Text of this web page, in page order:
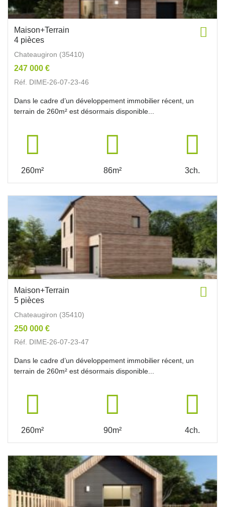
Maison+Terrain
4 pièces
Chateaugiron (35410)
247 000 €
Réf. DIME-26-07-23-46
Dans le cadre d’un développement immobilier récent, un
terrain de 260m² est désormais disponible...
260m² 86m² 3ch.
Maison+Terrain
5 pièces
Chateaugiron (35410)
250 000 €
Réf. DIME-26-07-23-47
Dans le cadre d’un développement immobilier récent, un
terrain de 260m² est désormais disponible...
260m² 90m² 4ch.